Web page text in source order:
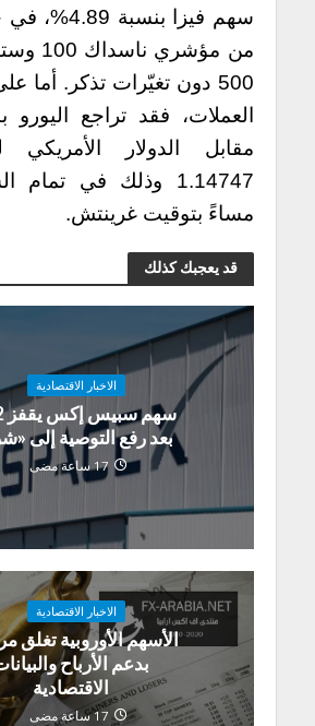
سهم فيزا
من
500 دون تغيّرات تذكر.
مقابل الدولار الأمريكي
مساءً بتوقيت غرينتش.
قد يعجبك كذلك
الاخبار الاقتصادية
بعد رفع التوصية إلى
17 ساعة مضى
الاخبار الاقتصادية
الأسهم الأوروبية تغلق
بدعم الأرباح
الاقتصادية
17 ساعة مضى